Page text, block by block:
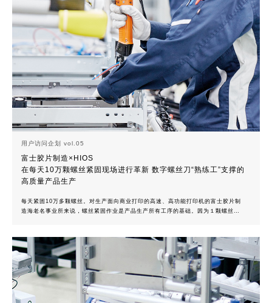
用户访问企划 vol.05
富士胶片制造×HIOS
在每天10万颗螺丝紧固现场进行革新 数字螺丝刀“熟练工”支撑的
高质量产品生产
每天紧固10万多颗螺丝。对生产面向商业打印的高速、高功能打印机的富士胶片制
造海老名事业所来说，螺丝紧固作业是产品生产所有工序的基础。因为１颗螺丝的
Way），开展了生产革新活动，为了进一步提高质量和效率，引进了HIOS的内置
螺丝计数器和脉冲系统的数字螺丝刀“熟练工BLG-BC2”，给产品生产现场带来了彻
底的改革。